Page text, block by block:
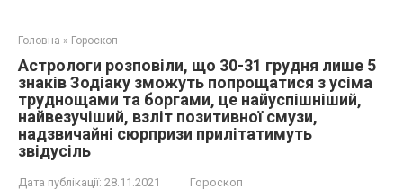
Головна » Гороскоп
Астрологи розповіли, що 30-31 грудня лише 5
знаків Зодіаку зможуть попрощатися з усіма
труднощами та боргами, це найуспішніший,
найвезучіший, взліт позитивної смузи,
надзвичайні сюрпризи прилітатимуть
звідусіль
Дата публікації: 28.11.2021 Гороскоп